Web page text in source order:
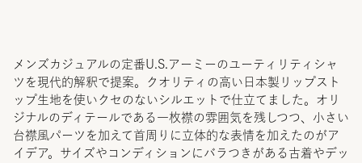
メンズカジュアルの定番U.S.アーミーのユーティリティシャ
ツを現代的解釈で提案。クオリティの高い日本製リップスト
ップ生地を使いクセのないシルエットで仕立てました。オリ
ジナルのディテールである一枚襟の雰囲気を残しつつ、小さい
台襟風パーツを加えて首周りに立体的な表情を加えたのがア
イデア。サイズやコンディションにバラつきがある古着やデッ